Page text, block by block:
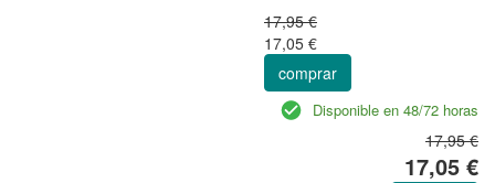
17,95 €
17,05 €
comprar
Disponible en 48/72 horas
17,95 €
17,05 €